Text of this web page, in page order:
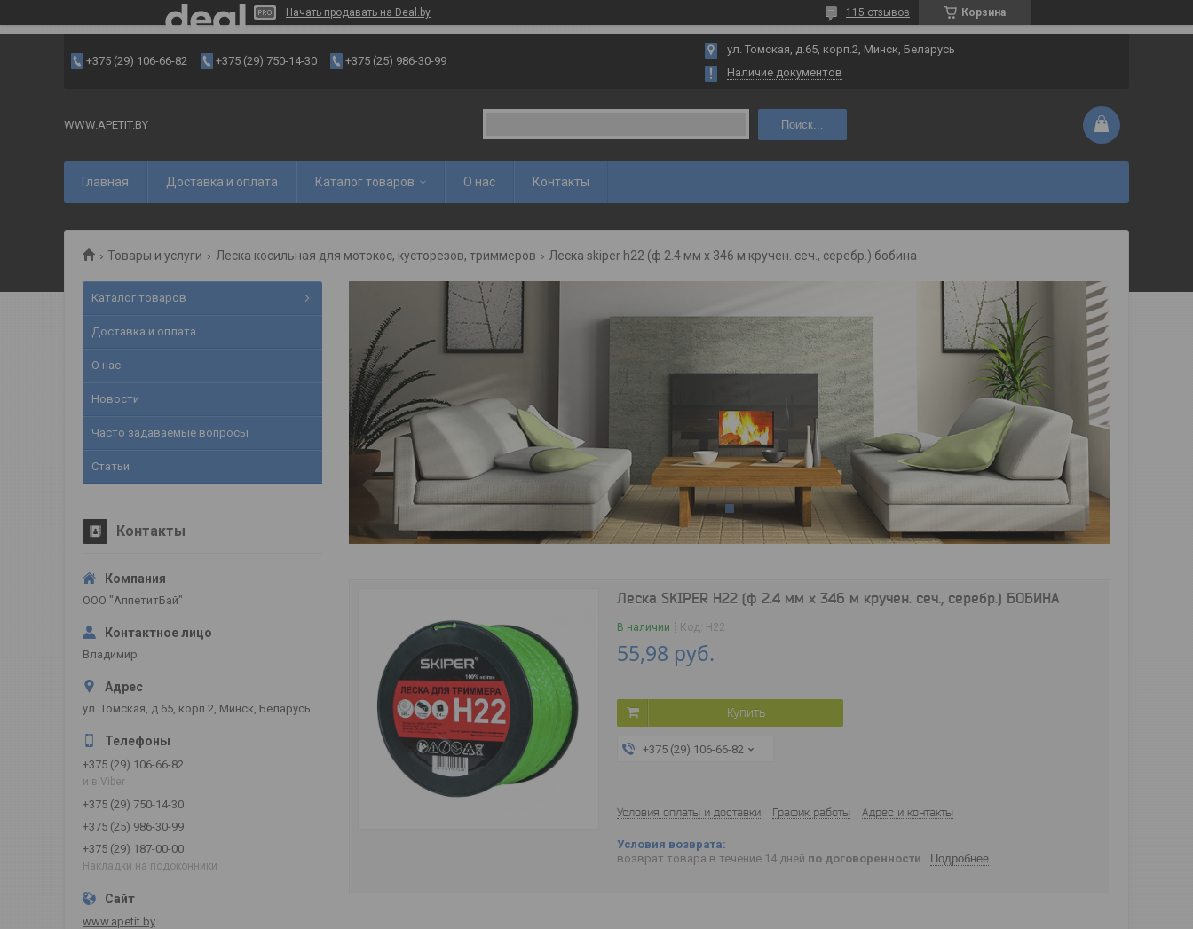
Начать продавать на Deal.by Корзина
115 отзывов
+375 (29) 106-66-82 +375 (29) 750-14-30 +375 (25) 986-30-99
ул. Томская, д.65, корп.2, Минск, Беларусь
Наличие документов
WWW.APETIT.BY Поиск...
Главная Доставка и оплата Каталог товаров О нас Контакты
Товары и услуги Леска косильная для мотокос, кусторезов, триммеров Леска skiper h22 (ф 2.4 мм х 346 м кручен. сеч., серебр.) бобина
Леска SKIPER H22 (ф 2.4 мм х 346 м кручен. сеч., серебр.) БОБИНА
В наличии Код: H22
55,98 руб.
Купить
+375 (29) 106-66-82
Условия оплаты и доставки График работы Адрес и контакты
возврат товара в течение 14 дней по договоренности Подробнее
Каталог товаров
Доставка и оплата
О нас
Новости
Часто задаваемые вопросы
Статьи
Контакты
ООО "АппетитБай"
Владимир
ул. Томская, д.65, корп.2, Минск, Беларусь
+375 (29) 106-66-82
и в Viber
+375 (29) 750-14-30
+375 (25) 986-30-99
+375 (29) 187-00-00
Накладки на подоконники
www.apetit.by